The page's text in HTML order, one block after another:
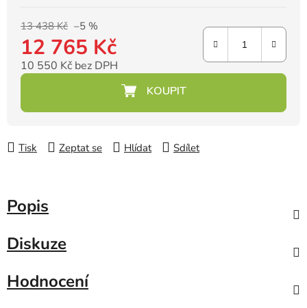
13 438 Kč –5 %
12 765 Kč
10 550 Kč bez DPH
Tisk Zeptat se Hlídat Sdílet
Popis
Diskuze
Hodnocení